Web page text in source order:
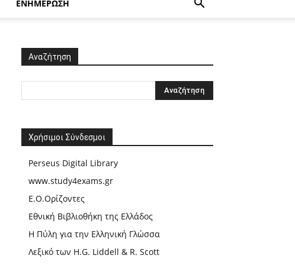
ΕΝΗΜΕΡΩΣΗ
Αναζήτηση
Χρήσιμοι Σύνδεσμοι
Perseus Digital Library
www.study4exams.gr
Ε.Ο.Ορίζοντες
Εθνική Βιβλιοθήκη της Ελλάδος
Η Πύλη για την Ελληνική Γλώσσα
Λεξικό των H.G. Liddell & R. Scott